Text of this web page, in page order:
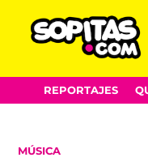
Skip
to
REPORTAJES
POSTED
MÚSICA